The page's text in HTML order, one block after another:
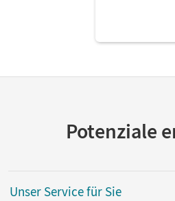
Potenziale
Unser Service für Sie